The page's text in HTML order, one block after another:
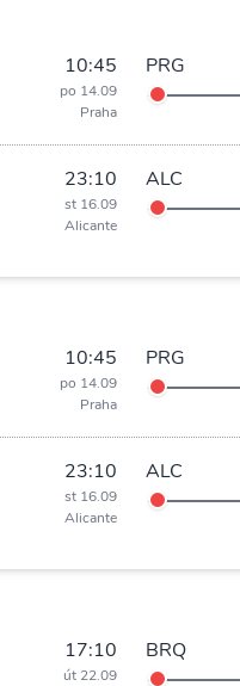
10:45
po 14.09
Praha
PRG
23:10
st 16.09
Alicante
ALC
10:45
po 14.09
Praha
PRG
23:10
st 16.09
Alicante
ALC
17:10
út 22.09
BRQ